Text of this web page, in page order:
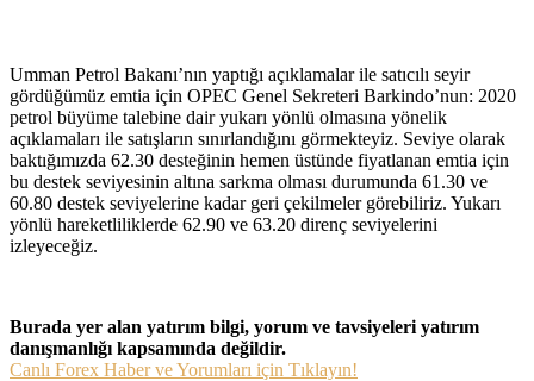
Umman Petrol Bakanı’nın yaptığı açıklamalar ile satıcılı seyir
gördüğümüz emtia için OPEC Genel Sekreteri Barkindo’nun: 2020
petrol büyüme talebine dair yukarı yönlü olmasına yönelik
açıklamaları ile satışların sınırlandığını görmekteyiz. Seviye olarak
baktığımızda 62.30 desteğinin hemen üstünde fiyatlanan emtia için
bu destek seviyesinin altına sarkma olması durumunda 61.30 ve
60.80 destek seviyelerine kadar geri çekilmeler görebiliriz. Yukarı
yönlü hareketliliklerde 62.90 ve 63.20 direnç seviyelerini
izleyeceğiz.
Burada yer alan yatırım bilgi, yorum ve tavsiyeleri yatırım
danışmanlığı kapsamında değildir.
Canlı Forex Haber ve Yorumları için Tıklayın!